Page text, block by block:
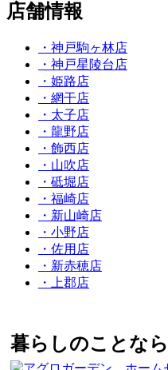
店舗情報
・神戸駒ヶ林店
・神戸星陵台店
・姫路店
・網干店
・太子店
・龍野店
・飾西店
・山吹店
・砥堀店
・福崎店
・新山崎店
・小野店
・佐用店
・新赤穂店
・上郡店
暮らしのことなら